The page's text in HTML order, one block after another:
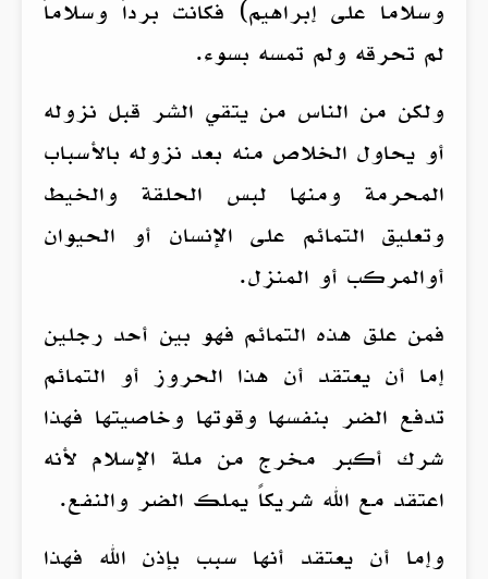
وسلاما على إبراهيم) فكانت برداً وسلاماً
لم تحرقه ولم تمسه بسوء.
ولكن من الناس من يتقي الشر قبل نزوله
أو يحاول الخلاص منه بعد نزوله بالأسباب
المحرمة ومنها لبس الحلقة والخيط
وتعليق التمائم على الإنسان أو الحيوان
أوالمركب أو المنزل.
فمن علق هذه التمائم فهو بين أحد رجلين
إما أن يعتقد أن هذا الحروز أو التمائم
تدفع الضر بنفسها وقوتها وخاصيتها فهذا
شرك أكبر مخرج من ملة الإسلام لأنه
اعتقد مع الله شريكاً يملك الضر والنفع.
وإما أن يعتقد أنها سبب بإذن الله فهذا